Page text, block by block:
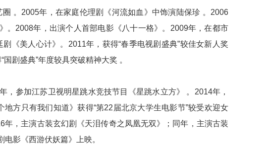
。2005年，在家庭伦理剧《河流如血》中饰演陆保珍 。2006
2008年，出演个人首部电影《八十一格》。2009年，在都市
《美人心计》。2011年，获得“春季电视剧盛典”较佳女新人奖
剧盛典”年度较具突破精神大奖 。
，参加江苏卫视明星跳水竞技节目《星跳水立方》 。2014年，
方只有我们知道》获得“第22届北京大学生电影节”较受欢迎女
，主演古装玄幻剧《天泪传奇之凤凰无双》；同年，主演古装
影《西游伏妖篇》上映。